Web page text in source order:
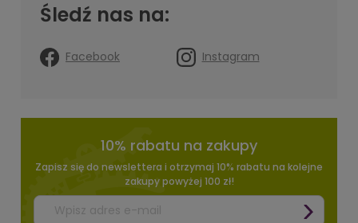
Śledź nas na:
Facebook Instagram
10% rabatu na zakupy
Zapisz się do newslettera i otrzymaj 10% rabatu na kolejne
zakupy powyżej 100 zł!